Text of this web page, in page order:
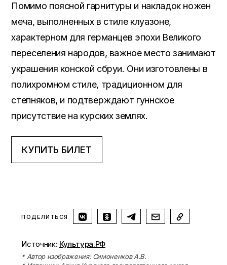
Помимо поясной гарнитуры и накладок ножен
меча, выполненных в стиле клуазоне,
характерном для германцев эпохи Великого
переселения народов, важное место занимают
украшения конской сбруи. Они изготовлены в
полихромном стиле, традиционном для
степняков, и подтверждают гуннское
присутствие на курских землях.
КУПИТЬ БИЛЕТ
ПОДЕЛИТЬСЯ
Источник: Культура.РФ
* Автор изображения: Симоненков А.В.